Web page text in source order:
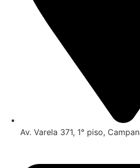
Av. Varela 371, 1° piso,